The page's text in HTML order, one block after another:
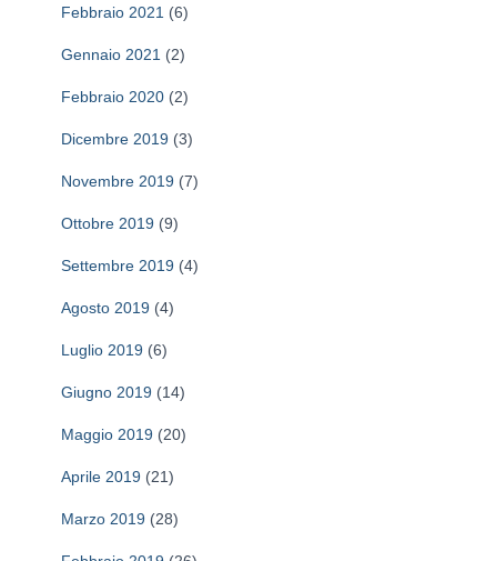
Febbraio 2021 (6)
Gennaio 2021 (2)
Febbraio 2020 (2)
Dicembre 2019 (3)
Novembre 2019 (7)
Ottobre 2019 (9)
Settembre 2019 (4)
Agosto 2019 (4)
Luglio 2019 (6)
Giugno 2019 (14)
Maggio 2019 (20)
Aprile 2019 (21)
Marzo 2019 (28)